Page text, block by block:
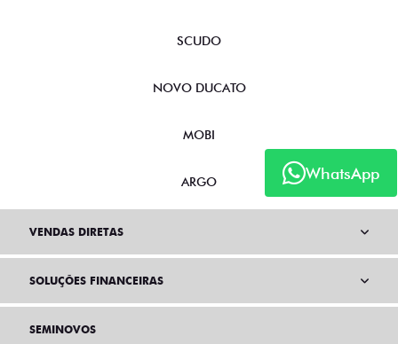
WhatsApp
SCUDO
NOVO DUCATO
MOBI
ARGO
VENDAS DIRETAS
SOLUÇÕES FINANCEIRAS
SEMINOVOS